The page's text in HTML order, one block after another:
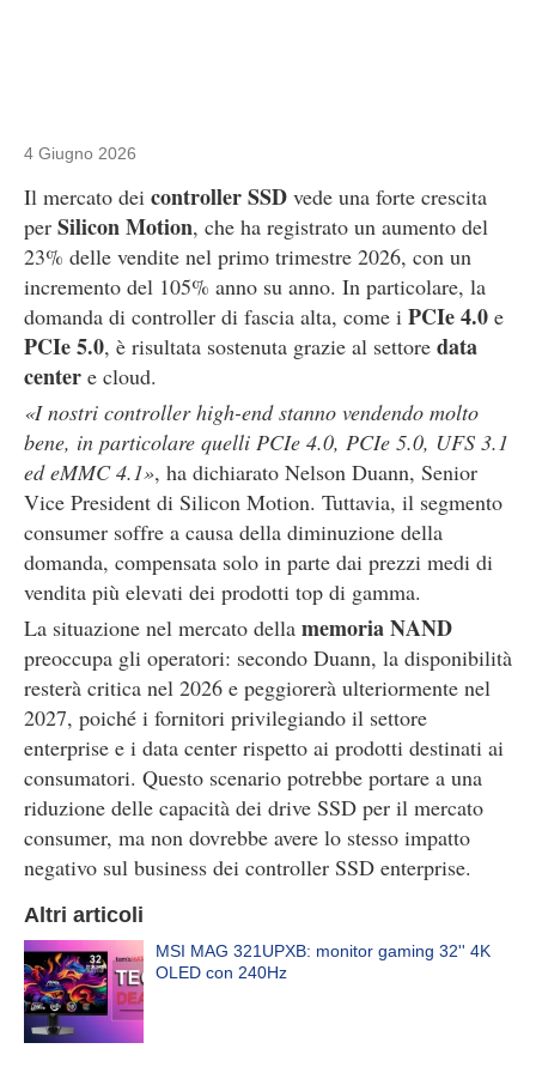
4 Giugno 2026
Il mercato dei controller SSD vede una forte crescita
per Silicon Motion, che ha registrato un aumento del
23% delle vendite nel primo trimestre 2026, con un
incremento del 105% anno su anno. In particolare, la
domanda di controller di fascia alta, come i PCIe 4.0 e
PCIe 5.0, è risultata sostenuta grazie al settore data
center e cloud.
«I nostri controller high-end stanno vendendo molto
bene, in particolare quelli PCIe 4.0, PCIe 5.0, UFS 3.1
ed eMMC 4.1», ha dichiarato Nelson Duann, Senior
Vice President di Silicon Motion. Tuttavia, il segmento
consumer soffre a causa della diminuzione della
domanda, compensata solo in parte dai prezzi medi di
vendita più elevati dei prodotti top di gamma.
La situazione nel mercato della memoria NAND
preoccupa gli operatori: secondo Duann, la disponibilità
resterà critica nel 2026 e peggiorerà ulteriormente nel
2027, poiché i fornitori privilegiando il settore
enterprise e i data center rispetto ai prodotti destinati ai
consumatori. Questo scenario potrebbe portare a una
riduzione delle capacità dei drive SSD per il mercato
consumer, ma non dovrebbe avere lo stesso impatto
negativo sul business dei controller SSD enterprise.
Altri articoli
MSI MAG 321UPXB: monitor gaming 32'' 4K
OLED con 240Hz